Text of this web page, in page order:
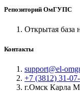
Репозиторий ОмГУПС
Открытая
Контакты
support@el-
+7 (3812) 31-07-
г.Омск Карла